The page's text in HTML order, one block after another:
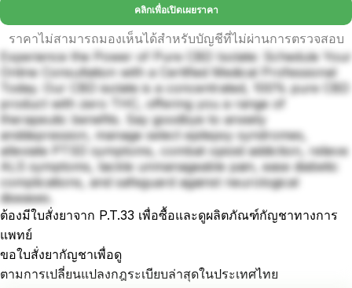
คลิกเพื่อเปิดเผยราคา
ราคาไม่สามารถมองเห็นได้สำหรับบัญชีที่ไม่ผ่านการตรวจสอบ
Experience the Power of Pure CBD Isolate: Schedule Your
Online Consultation with a Certified Medical Professional
Today. Our CBD isolate is a concentrated, 100% pure CBD
product with zero THC, offering you a range of
therapeutic benefits. Say goodbye to anxiety
anddepression, manage select epilepsy syndromes,
alleviate PTSD symptoms, combat opioid addiction, relieve
ALS symptoms, tackle unmanageable pain, ease diabetic
complications, and safeguard against neurological
diseases.
ต้องมีใบสั่งยาจาก P.T.33 เพื่อซื้อและดูผลิตภัณฑ์กัญชาทางการ
แพทย์
ขอใบสั่งยากัญชาเพื่อดู
ตามการเปลี่ยนแปลงกฎระเบียบล่าสุดในประเทศไทย